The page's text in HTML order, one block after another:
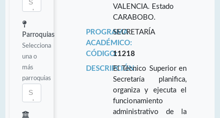
Parroquias
Selecciona
una o
más
parroquias
VALENCIA. Estado
CARABOBO.
PROGRAMA
ACADÉMICO:
SECRETARÍA
CÓDIGO:11218
DESCRIPCIÓN:El Técnico Superior en
Secretaría planifica,
organiza y ejecuta el
funcionamiento
administrativo de la